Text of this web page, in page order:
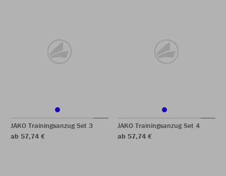
JAKO Trainingsanzug Set 3
ab 57,74 €
JAKO Trainingsanzug Set 4
ab 57,74 €